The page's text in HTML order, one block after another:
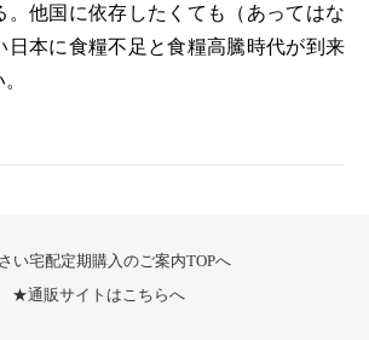
。他国に依存したくても（あってはな
日本に食糧不足と食糧高騰時代が到来
い宅配定期購入のご案内TOPへ
★通販サイトはこちらへ